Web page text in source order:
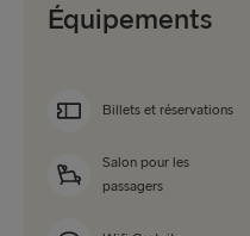
Équipements
Billets et réservations
Salon pour les
passagers